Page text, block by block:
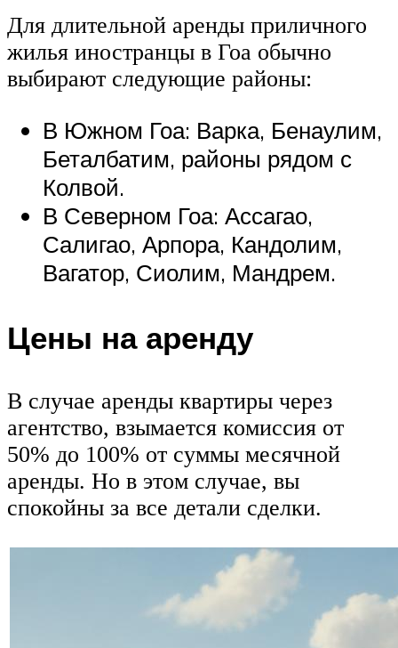
Для длительной аренды приличного
жилья иностранцы в Гоа обычно
выбирают следующие районы:
В Южном Гоа: Варка, Бенаулим,
Беталбатим, районы рядом с
Колвой.
В Северном Гоа: Ассагао,
Салигао, Арпора, Кандолим,
Вагатор, Сиолим, Мандрем.
Цены на аренду
В случае аренды квартиры через
агентство, взымается комиссия от
50% до 100% от суммы месячной
аренды. Но в этом случае, вы
спокойны за все детали сделки.